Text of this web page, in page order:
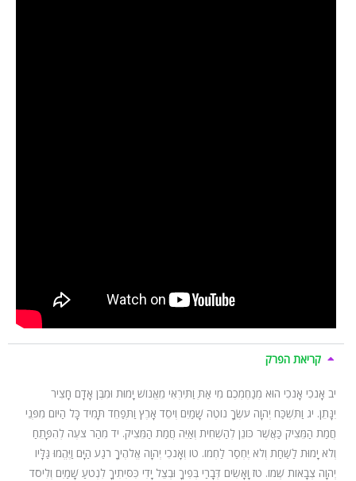
קריאת הפרק
יב אָנֹכִי אָנֹכִי הוּא מְנַחֶמְכֶם מִי אַתְּ וַתִּירְאִי מֵאֱנוֹשׁ יָמוּת וּמִבֶּן אָדָם חָצִיר
יִנָּתֵן. יג וַתִּשְׁכַּח יְהוָה עֹשֶׂךָ נוֹטֶה שָׁמַיִם וְיֹסֵד אָרֶץ וַתְּפַחֵד תָּמִיד כָּל הַיּוֹם מִפְּנֵי
חֲמַת הַמֵּצִיק כַּאֲשֶׁר כּוֹנֵן לְהַשְׁחִית וְאַיֵּה חֲמַת הַמֵּצִיק. יד מִהַר צֹעֶה לְהִפָּתֵחַ
וְלֹא יָמוּת לַשַּׁחַת וְלֹא יֶחְסַר לַחְמוֹ. טו וְאָנֹכִי יְהוָה אֱלֹהֶיךָ רֹגַע הַיָּם וַיֶּהֱמוּ גַּלָּיו
יְהוָה צְבָאוֹת שְׁמוֹ. טז וָאָשִׂים דְּבָרַי בְּפִיךָ וּבְצֵל יָדִי כִּסִּיתִיךָ לִנְטֹעַ שָׁמַיִם וְלִיסֹד